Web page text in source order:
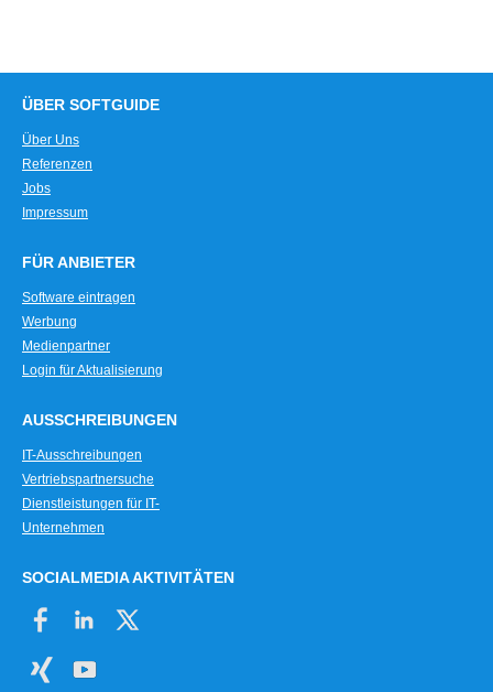
ÜBER SOFTGUIDE
Über Uns
Referenzen
Jobs
Impressum
FÜR ANBIETER
Software eintragen
Werbung
Medienpartner
Login für Aktualisierung
AUSSCHREIBUNGEN
IT-Ausschreibungen
Vertriebspartnersuche
Dienstleistungen für IT-
Unternehmen
SOCIALMEDIA AKTIVITÄTEN